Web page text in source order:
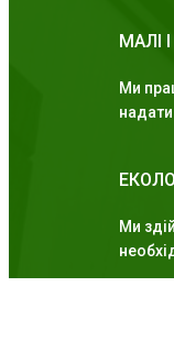
МАЛІ
Ми
Ми